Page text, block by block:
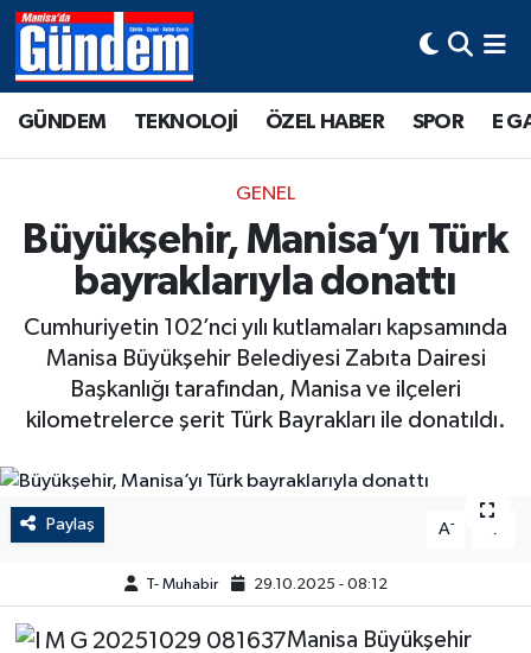
GÜNDEM TEKNOLOJİ ÖZEL HABER SPOR E
GENEL
Büyükşehir, Manisa’yı Türk
bayraklarıyla donattı
Cumhuriyetin 102’nci yılı kutlamaları kapsamında
Manisa Büyükşehir Belediyesi Zabıta Dairesi
Başkanlığı tarafından, Manisa ve ilçeleri
kilometrelerce şerit Türk Bayrakları ile donatıldı.
Paylaş A- A
T- Muhabir 29.10.2025 - 08:12
Manisa Büyükşehir
Manisa Hava Durumu
Tüm Manşetler
Son Dakika Haberleri
Haber Arşivi